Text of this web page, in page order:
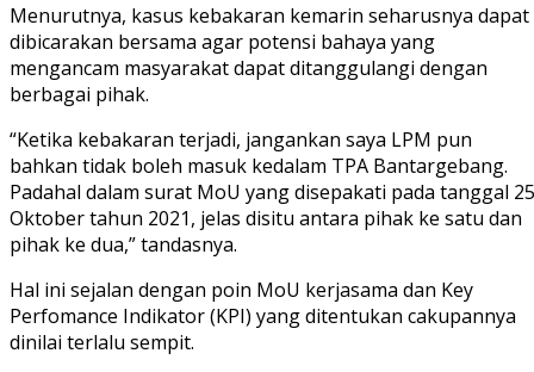
Menurutnya, kasus kebakaran kemarin seharusnya dapat
dibicarakan bersama agar potensi bahaya yang
mengancam masyarakat dapat ditanggulangi dengan
berbagai pihak.
“Ketika kebakaran terjadi, jangankan saya LPM pun
bahkan tidak boleh masuk kedalam TPA Bantargebang.
Padahal dalam surat MoU yang disepakati pada tanggal 25
Oktober tahun 2021, jelas disitu antara pihak ke satu dan
pihak ke dua,” tandasnya.
Hal ini sejalan dengan poin MoU kerjasama dan Key
Perfomance Indikator (KPI) yang ditentukan cakupannya
dinilai terlalu sempit.